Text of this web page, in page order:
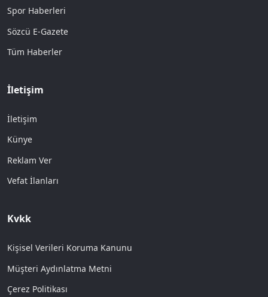
Spor Haberleri
Sözcü E-Gazete
Tüm Haberler
İletişim
İletişim
Künye
Reklam Ver
Vefat İlanları
Kvkk
Kişisel Verileri Koruma Kanunu
Müşteri Aydınlatma Metni
Çerez Politikası